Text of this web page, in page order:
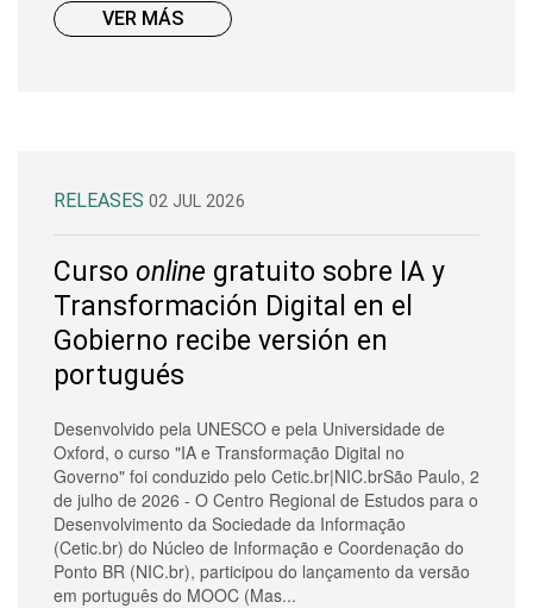
VER MÁS
RELEASES 02 JUL 2026
Curso online gratuito sobre IA y
Transformación Digital en el
Gobierno recibe versión en
portugués
Desenvolvido pela UNESCO e pela Universidade de
Oxford, o curso "IA e Transformação Digital no
Governo" foi conduzido pelo Cetic.br|NIC.brSão Paulo, 2
de julho de 2026 - O Centro Regional de Estudos para o
Desenvolvimento da Sociedade da Informação
(Cetic.br) do Núcleo de Informação e Coordenação do
Ponto BR (NIC.br), participou do lançamento da versão
em português do MOOC (Mas...